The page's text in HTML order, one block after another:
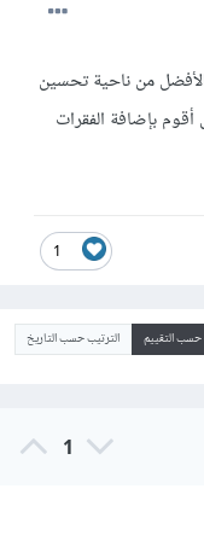
من ناحية تحسين
بإضافة الفقرات
1
حسب التقييم الترتيب حسب التاريخ
1